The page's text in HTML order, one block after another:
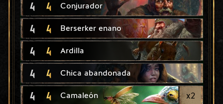
4 4 Conjurador
4 4 Berserker enano
4 4 Ardilla
4 4 Chica abandonada
4 4 Camaleón x2